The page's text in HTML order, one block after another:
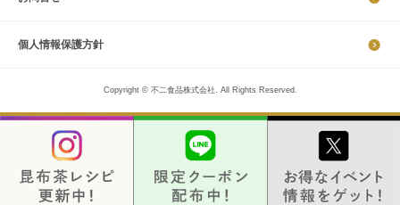
個​人​情​報​保​護​方​針​​​
Copyright © 不二食品株式会社. All Rights Reserved.